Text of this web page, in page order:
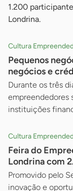
1.200
Londrina.
Cultura
Pequenos
negócios e
Durante os três
empreendedores
instituições
Cultura
Feira do
Londrina com
Promovido pelo
inovação e